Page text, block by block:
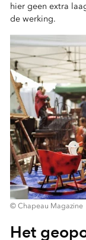
hier geen extra
de werking.
© Chapeau Magazine
Het